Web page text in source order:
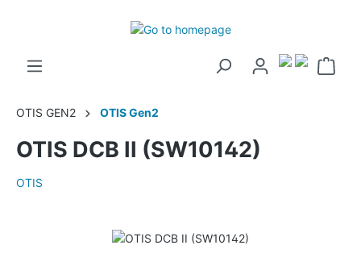
OTIS GEN2 OTIS Gen2
OTIS DCB II (SW10142)
OTIS